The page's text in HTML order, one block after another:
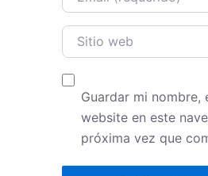
Sitio web
Guardar mi nombre,
website en este
próxima vez que